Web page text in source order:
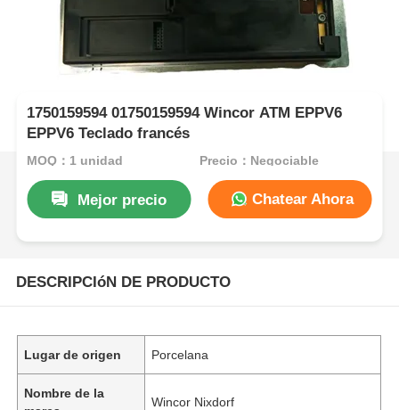
1750159594 01750159594 Wincor ATM EPPV6
EPPV6 Teclado francés
MOQ：1 unidad Precio：Negociable
Mejor precio Chatear Ahora
DESCRIPCIóN DE PRODUCTO
Lugar de origen Porcelana
Nombre de la
Wincor Nixdorf